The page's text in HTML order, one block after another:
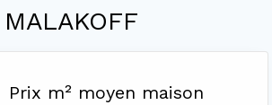
MALAKOFF
Prix m² moyen maison